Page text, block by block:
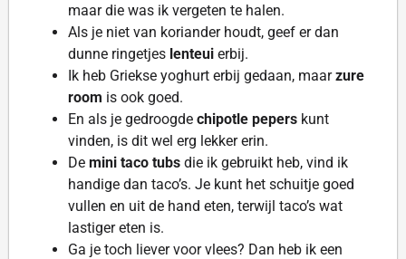
maar die was ik vergeten te halen.
Als je niet van koriander houdt, geef er dan
dunne ringetjes lenteui erbij.
Ik heb Griekse yoghurt erbij gedaan, maarzure
room is ook goed.
En als je gedroogde chipotle pepers kunt
vinden, is dit wel erg lekker erin.
De mini taco tubs die ik gebruikt heb, vind ik
handige dan taco’s. Je kunt het schuitje goed
vullen en uit de hand eten, terwijl taco’s wat
lastiger eten is.
Ga je toch liever voor vlees? Dan heb ik een